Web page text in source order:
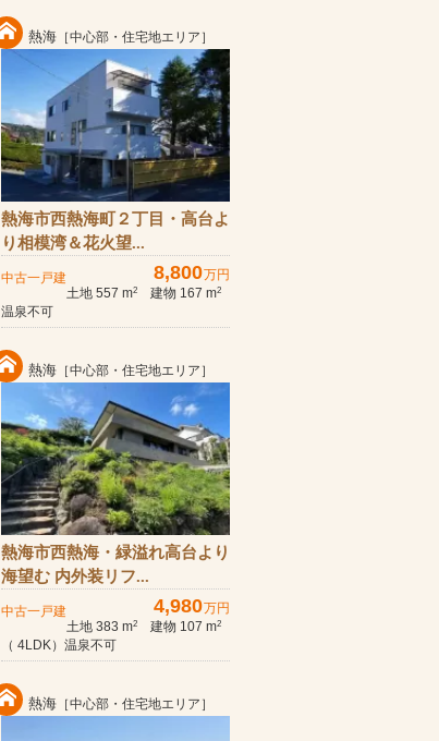
熱海 ［中心部・住宅地エリア］
熱海市西熱海町２丁目・高台よ
り相模湾＆花火望...
中古一戸建 8,800万円
土地 557 m2 建物 167 m2
温泉不可
熱海 ［中心部・住宅地エリア］
熱海市西熱海・緑溢れ高台より
海望む 内外装リフ...
中古一戸建 4,980万円
土地 383 m2 建物 107 m2
（ 4LDK）温泉不可
熱海 ［中心部・住宅地エリア］